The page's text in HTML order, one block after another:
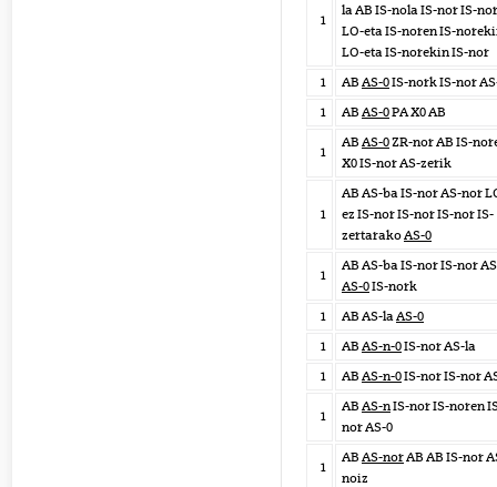
1
la AB IS-nola IS-nor IS-nor
LO-eta IS-noren IS-
LO-eta IS-norekin IS-nor
1
AB AS-0IS-nork IS-nor
1
AB AS-0PA X0 AB
1
AB AS-0ZR-nor AB IS-
X0 IS-nor AS-zerik
1
AB AS-ba IS-nor AS-nor
ez IS-nor IS-nor IS-nor IS-
zertarakoAS-0
1
AB AS-ba IS-nor IS-nor
AS-0IS-nork
1
AB AS-laAS-0
1
AB AS-n-0IS-nor AS-la
1
AB AS-n-0IS-nor IS-nor
1
AB AS-nIS-nor IS-noren
nor AS-0
1
AB AS-norAB AB IS-nor
noiz